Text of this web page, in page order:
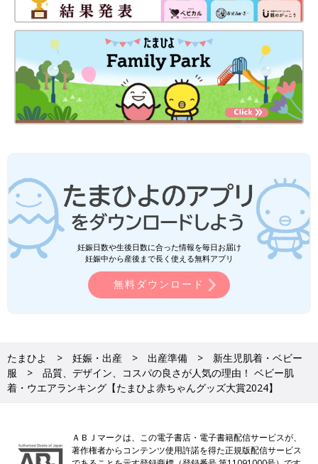
妊娠日数や生後日数に合った情報を毎日お届け
妊娠中から産後まで長く使える無料アプリ
無料ダウンロード
たまひよ 妊娠・出産 出産準備
新生児肌着・ベビー
服
品質、デザイン、コスパの良さが人気の理由！ ベビー肌
着・ウエアランキング【たまひよ赤ちゃんグッズ大賞2024】
ＡＢＪマークは、この電子書店・電子書籍配信サービスが、
著作権者からコンテンツ使用許諾を得た正規版配信サービス